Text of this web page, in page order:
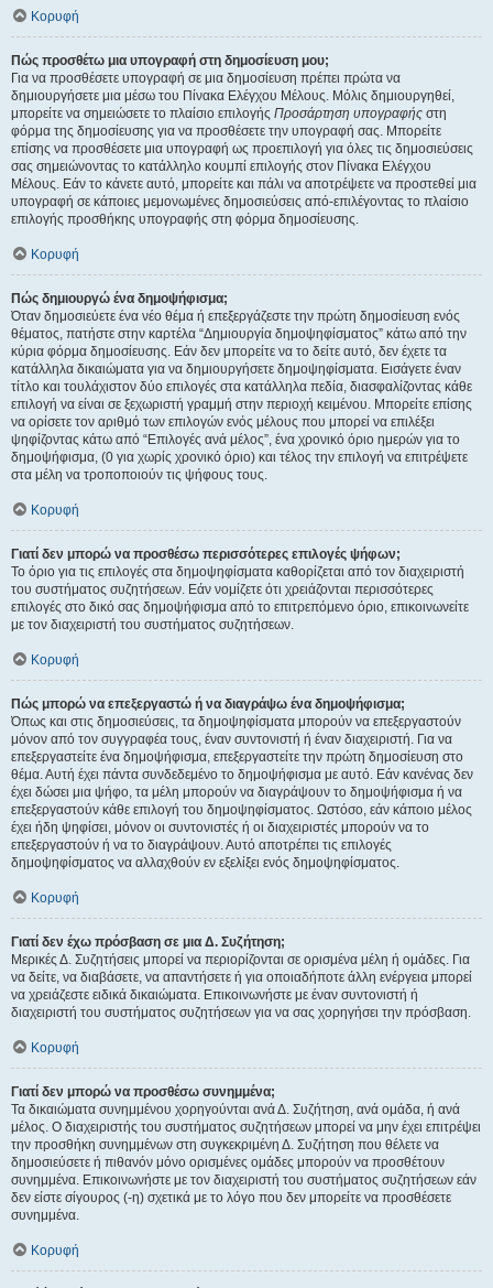
Κορυφή
Πώς προσθέτω μια υπογραφή στη δημοσίευση μου;
Για να προσθέσετε υπογραφή σε μια δημοσίευση πρέπει πρώτα να
δημιουργήσετε μια μέσω του Πίνακα Ελέγχου Μέλους. Μόλις δημιουργηθεί,
μπορείτε να σημειώσετε το πλαίσιο επιλογής Προσάρτηση υπογραφής στη
φόρμα της δημοσίευσης για να προσθέσετε την υπογραφή σας. Μπορείτε
επίσης να προσθέσετε μια υπογραφή ως προεπιλογή για όλες τις δημοσιεύσεις
σας σημειώνοντας το κατάλληλο κουμπί επιλογής στον Πίνακα Ελέγχου
Μέλους. Εάν το κάνετε αυτό, μπορείτε και πάλι να αποτρέψετε να προστεθεί μια
υπογραφή σε κάποιες μεμονωμένες δημοσιεύσεις από-επιλέγοντας το πλαίσιο
επιλογής προσθήκης υπογραφής στη φόρμα δημοσίευσης.
Κορυφή
Πώς δημιουργώ ένα δημοψήφισμα;
Όταν δημοσιεύετε ένα νέο θέμα ή επεξεργάζεστε την πρώτη δημοσίευση ενός
θέματος, πατήστε στην καρτέλα “Δημιουργία δημοψηφίσματος” κάτω από την
κύρια φόρμα δημοσίευσης. Εάν δεν μπορείτε να το δείτε αυτό, δεν έχετε τα
κατάλληλα δικαιώματα για να δημιουργήσετε δημοψηφίσματα. Εισάγετε έναν
τίτλο και τουλάχιστον δύο επιλογές στα κατάλληλα πεδία, διασφαλίζοντας κάθε
επιλογή να είναι σε ξεχωριστή γραμμή στην περιοχή κειμένου. Μπορείτε επίσης
να ορίσετε τον αριθμό των επιλογών ενός μέλους που μπορεί να επιλέξει
ψηφίζοντας κάτω από “Επιλογές ανά μέλος”, ένα χρονικό όριο ημερών για το
δημοψήφισμα, (0 για χωρίς χρονικό όριο) και τέλος την επιλογή να επιτρέψετε
στα μέλη να τροποποιούν τις ψήφους τους.
Κορυφή
Γιατί δεν μπορώ να προσθέσω περισσότερες επιλογές ψήφων;
Το όριο για τις επιλογές στα δημοψηφίσματα καθορίζεται από τον διαχειριστή
του συστήματος συζητήσεων. Εάν νομίζετε ότι χρειάζονται περισσότερες
επιλογές στο δικό σας δημοψήφισμα από το επιτρεπόμενο όριο, επικοινωνείτε
με τον διαχειριστή του συστήματος συζητήσεων.
Κορυφή
Πώς μπορώ να επεξεργαστώ ή να διαγράψω ένα δημοψήφισμα;
Όπως και στις δημοσιεύσεις, τα δημοψηφίσματα μπορούν να επεξεργαστούν
μόνον από τον συγγραφέα τους, έναν συντονιστή ή έναν διαχειριστή. Για να
επεξεργαστείτε ένα δημοψήφισμα, επεξεργαστείτε την πρώτη δημοσίευση στο
θέμα. Αυτή έχει πάντα συνδεδεμένο το δημοψήφισμα με αυτό. Εάν κανένας δεν
έχει δώσει μια ψήφο, τα μέλη μπορούν να διαγράψουν το δημοψήφισμα ή να
επεξεργαστούν κάθε επιλογή του δημοψηφίσματος. Ωστόσο, εάν κάποιο μέλος
έχει ήδη ψηφίσει, μόνον οι συντονιστές ή οι διαχειριστές μπορούν να το
επεξεργαστούν ή να το διαγράψουν. Αυτό αποτρέπει τις επιλογές
δημοψηφίσματος να αλλαχθούν εν εξελίξει ενός δημοψηφίσματος.
Κορυφή
Γιατί δεν έχω πρόσβαση σε μια Δ. Συζήτηση;
Μερικές Δ. Συζητήσεις μπορεί να περιορίζονται σε ορισμένα μέλη ή ομάδες. Για
να δείτε, να διαβάσετε, να απαντήσετε ή για οποιαδήποτε άλλη ενέργεια μπορεί
να χρειάζεστε ειδικά δικαιώματα. Επικοινωνήστε με έναν συντονιστή ή
διαχειριστή του συστήματος συζητήσεων για να σας χορηγήσει την πρόσβαση.
Κορυφή
Γιατί δεν μπορώ να προσθέσω συνημμένα;
Τα δικαιώματα συνημμένου χορηγούνται ανά Δ. Συζήτηση, ανά ομάδα, ή ανά
μέλος. Ο διαχειριστής του συστήματος συζητήσεων μπορεί να μην έχει επιτρέψει
την προσθήκη συνημμένων στη συγκεκριμένη Δ. Συζήτηση που θέλετε να
δημοσιεύσετε ή πιθανόν μόνο ορισμένες ομάδες μπορούν να προσθέτουν
συνημμένα. Επικοινωνήστε με τον διαχειριστή του συστήματος συζητήσεων εάν
δεν είστε σίγουρος (-η) σχετικά με το λόγο που δεν μπορείτε να προσθέσετε
συνημμένα.
Κορυφή